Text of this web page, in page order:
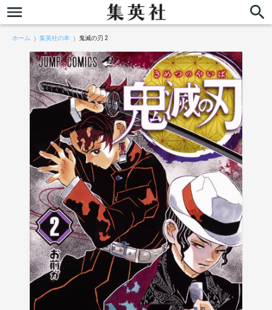
ホーム 集英社の本 鬼滅の刃 2